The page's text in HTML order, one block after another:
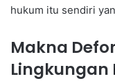
hukum itu sendiri
Makna
Lingkungan